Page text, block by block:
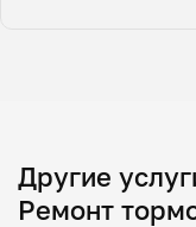
Другие
Ремонт